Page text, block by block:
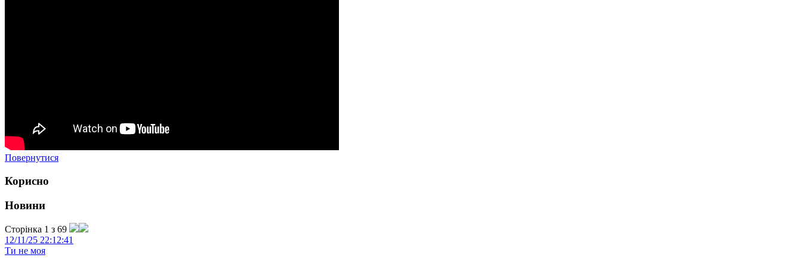
Повернутися
Корисно
Новини
Сторінка 1 з 69
12/11/25 22:12:41
Ти не моя